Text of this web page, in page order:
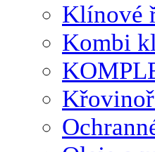
Klínové
Kombi